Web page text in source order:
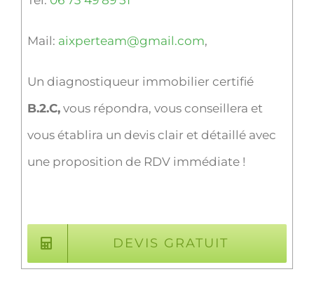
Mail: aixperteam@gmail.com,
Un diagnostiqueur immobilier certifié
B.2.C,vous répondra, vous conseillera et
vous établira un devis clair et détaillé avec
une proposition de RDV immédiate !
DEVIS GRATUIT